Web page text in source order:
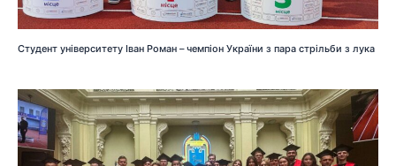
Студент університету Іван Роман – чемпіон України з пара стрільби з лука